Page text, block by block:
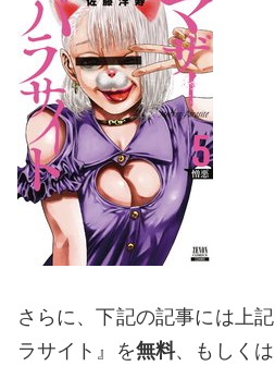
さらに、下記の記事には上
ラサイト』を無料、もしく